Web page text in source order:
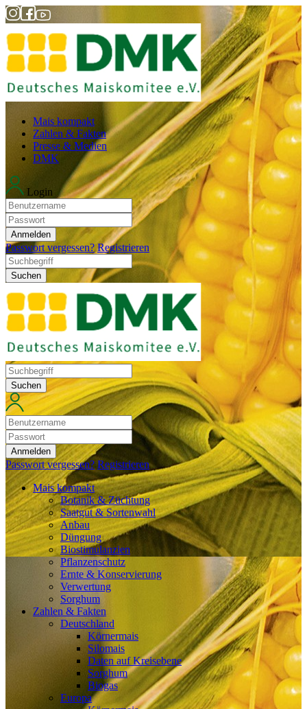
Mais kompakt
Zahlen & Fakten
Presse & Medien
DMK
Login
Anmelden
Passwort vergessen? Registrieren
Suchen
Suchen
Anmelden
Passwort vergessen? Registrieren
Mais kompakt
Botanik & Züchtung
Saatgut & Sortenwahl
Anbau
Düngung
Biostimulanzien
Pflanzenschutz
Ernte & Konservierung
Verwertung
Sorghum
Zahlen & Fakten
Deutschland
Körnermais
Silomais
Daten auf Kreisebene
Sorghum
Biogas
Europa